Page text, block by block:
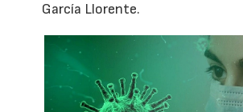
García Llorente.